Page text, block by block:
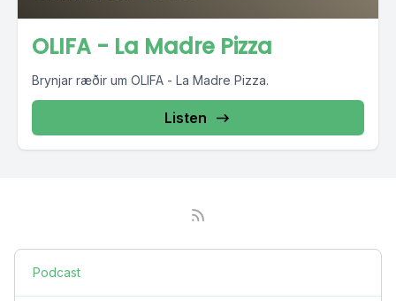
OLIFA - La Madre Pizza
Brynjar ræðir um OLIFA - La Madre Pizza.
Listen
Podcast